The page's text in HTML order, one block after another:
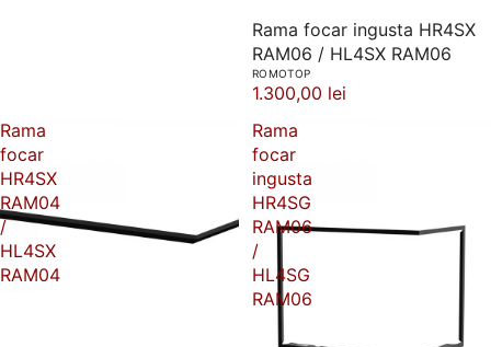
Rama focar ingusta HR4SX
RAM06 / HL4SX RAM06
ROMOTOP
1.300,00 lei
Rama
focar
HR4SX
RAM04
/
HL4SX
RAM04
Rama
focar
ingusta
HR4SG
RAM06
/
HL4SG
RAM06